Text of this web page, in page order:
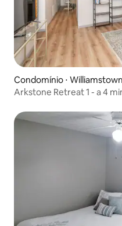
Condomínio ⋅ Williamstown
Arkstone Retreat 1 - a 4